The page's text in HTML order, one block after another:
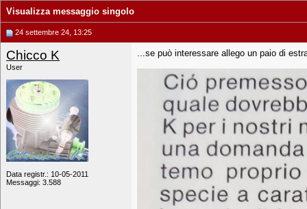
Visualizza messaggio singolo
24 settembre 24, 13:25
Chicco K
User
Data registr.: 10-05-2011
Messaggi: 3.588
...se può interessare allego un paio di